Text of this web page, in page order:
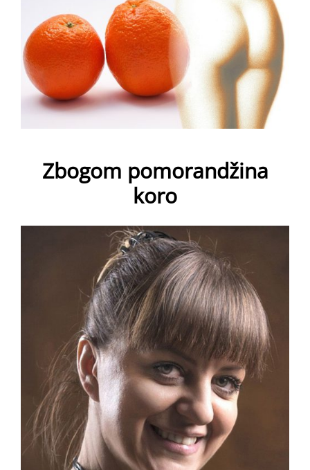
Zbogom pomorandžina
koro